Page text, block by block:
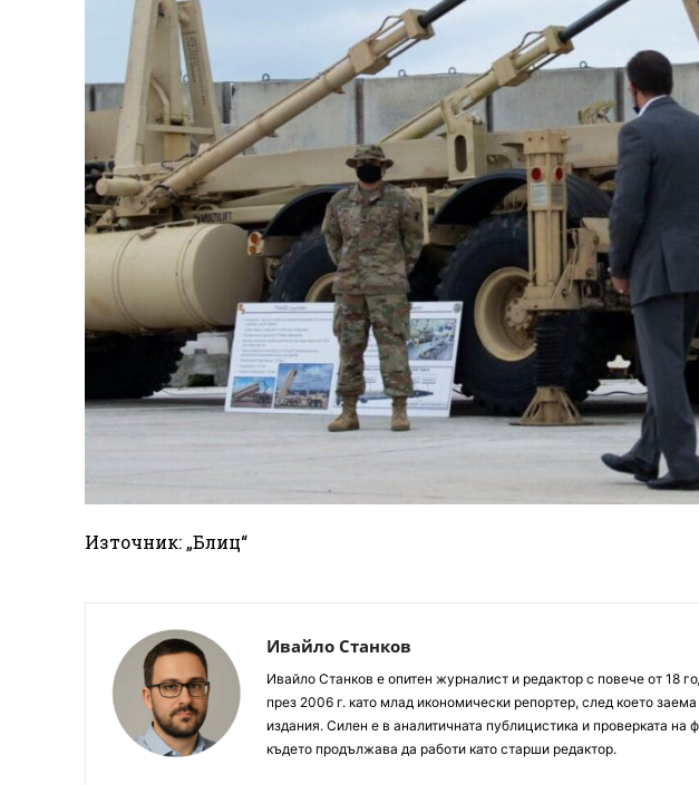
Източник: „Блиц“
Ивайло Станков
Ивайло Станков е опитен журналист и редактор с повече от 18
през 2006 г. като млад икономически репортер, след което
издания. Силен е в аналитичната публицистика и проверката на
където продължава да работи като старши редактор.